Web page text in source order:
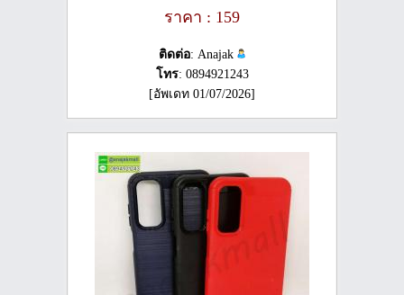
ราคา : 159
ติดต่อ: Anajak
โทร: 0894921243
[อัพเดท 01/07/2026]